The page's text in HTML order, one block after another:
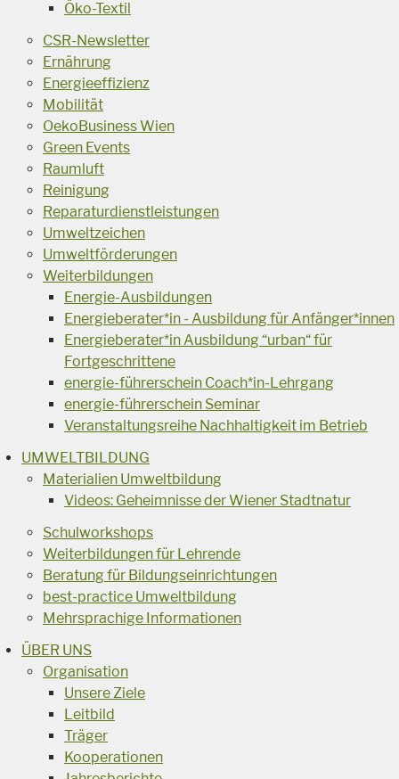
Öko-Textil
CSR-Newsletter
Ernährung
Energieeffizienz
Mobilität
OekoBusiness Wien
Green Events
Raumluft
Reinigung
Reparaturdienstleistungen
Umweltzeichen
Umweltförderungen
Weiterbildungen
Energie-Ausbildungen
Energieberater*in - Ausbildung für Anfänger*innen
Energieberater*in Ausbildung “urban“ für
Fortgeschrittene
energie-führerschein Coach*in-Lehrgang
energie-führerschein Seminar
Veranstaltungsreihe Nachhaltigkeit im Betrieb
UMWELTBILDUNG
Materialien Umweltbildung
Videos: Geheimnisse der Wiener Stadtnatur
Schulworkshops
Weiterbildungen für Lehrende
Beratung für Bildungseinrichtungen
best-practice Umweltbildung
Mehrsprachige Informationen
ÜBER UNS
Organisation
Unsere Ziele
Leitbild
Träger
Kooperationen